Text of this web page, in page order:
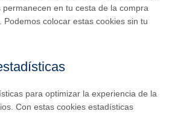
en tu cesta de la compra
Podemos colocar estas cookies sin tu
para optimizar la experiencia de la
Con estas cookies estadísticas